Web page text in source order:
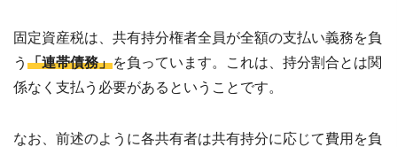
固定資産税は、共有持分権者全員が全額の支払い義務を負
う 「連帯債務」を負っています。これは、持分割合とは関
係なく支払う必要があるということです。
なお、前述のように各共有者は共有持分に応じて費用を負